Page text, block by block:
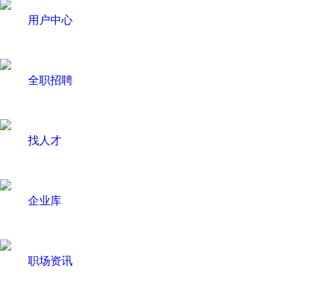
用户中心
全职招聘
找人才
企业库
职场资讯